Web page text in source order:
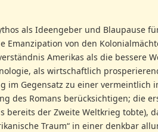
als Ideengeber und Blaupause
Emanzipation von den
Amerikas als die bessere
als wirtschaftlich
im Gegensatz zu einer vermeintlich
des Romans berücksichtigen; die
der Zweite Weltkrieg tobte),
Traum“ in einer denkbar